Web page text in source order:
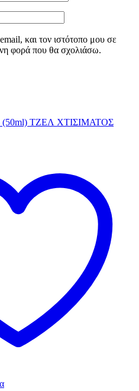
και τον ιστότοπο μου σε
φορά που θα σχολιάσω.